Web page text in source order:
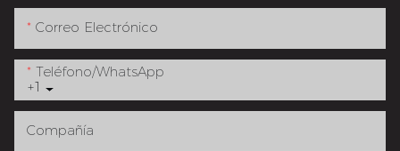
Correo Electrónico
+1
Teléfono/WhatsApp
Compañía